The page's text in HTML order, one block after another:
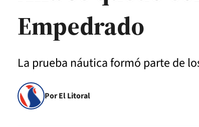
Empedrado
La prueba náutica formó parte de
Por El Litoral